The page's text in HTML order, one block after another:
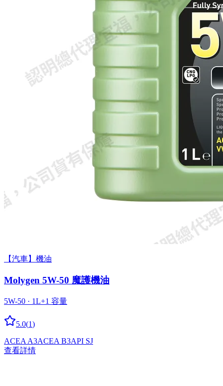
【汽車】機油
Molygen 5W-50 魔護機油
5W-50 · 1L+1 容量
5.0(1)
ACEA A3ACEA B3API SJ
查看詳情